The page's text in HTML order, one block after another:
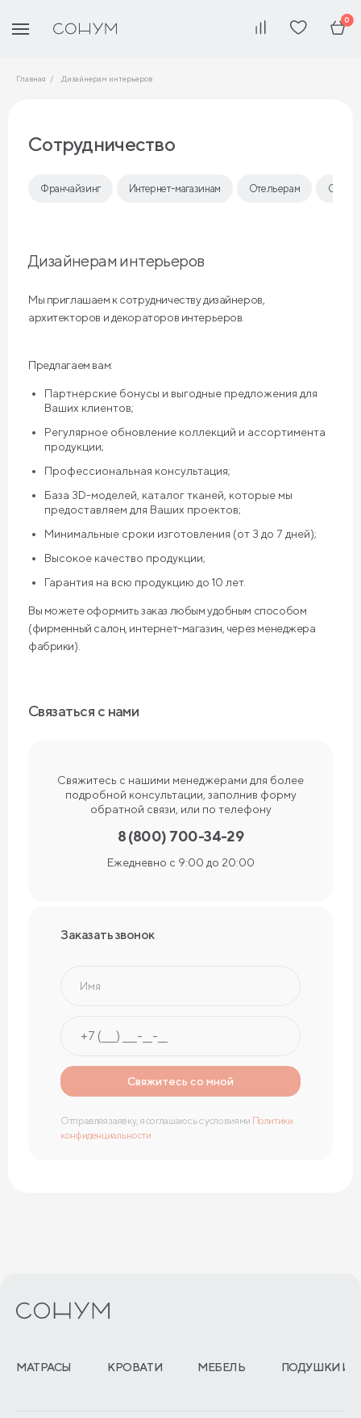
0
Главная Дизайнерам интерьеров
Сотрудничество
Франчайзинг Интернет-магазинам Отельерам
Дизайнерам интерьеров
Мы приглашаем к сотрудничеству дизайнеров,
архитекторов и декораторов интерьеров.
Предлагаем вам:
Партнерские бонусы и выгодные предложения для
Ваших клиентов;
Регулярное обновление коллекций и ассортимента
продукции;
Профессиональная консультация;
База 3D-моделей, каталог тканей, которые мы
предоставляем для Ваших проектов;
Минимальные сроки изготовления (от 3 до 7 дней);
Высокое качество продукции;
Гарантия на всю продукцию до 10 лет.
Вы можете оформить заказ любым удобным способом
(фирменный салон, интернет-магазин, через менеджера
фабрики).
Связаться с нами
Свяжитесь с нашими менеджерами для более
подробной консультации, заполнив форму
обратной связи, или по телефону
8 (800) 700-34-29
Ежедневно с 9:00 до 20:00
Заказать звонок
Имя
Свяжитесь со мной
Отправляя заявку, я соглашаюсь с условиями Политики
конфиденциальности
МАТРАСЫ КРОВАТИ МЕБЕЛЬ ПОДУШКИ И